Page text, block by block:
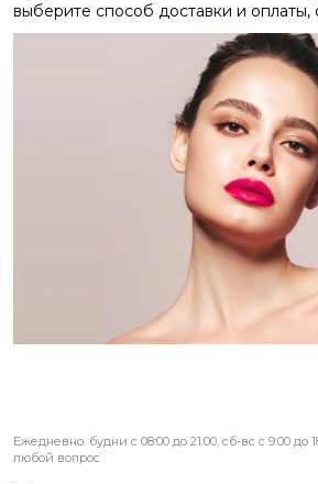
выберите способ доставки и оплаты,
Ежедневно: будни с 08:00 до 21:00, сб-вс с 9:00 до
любой вопрос